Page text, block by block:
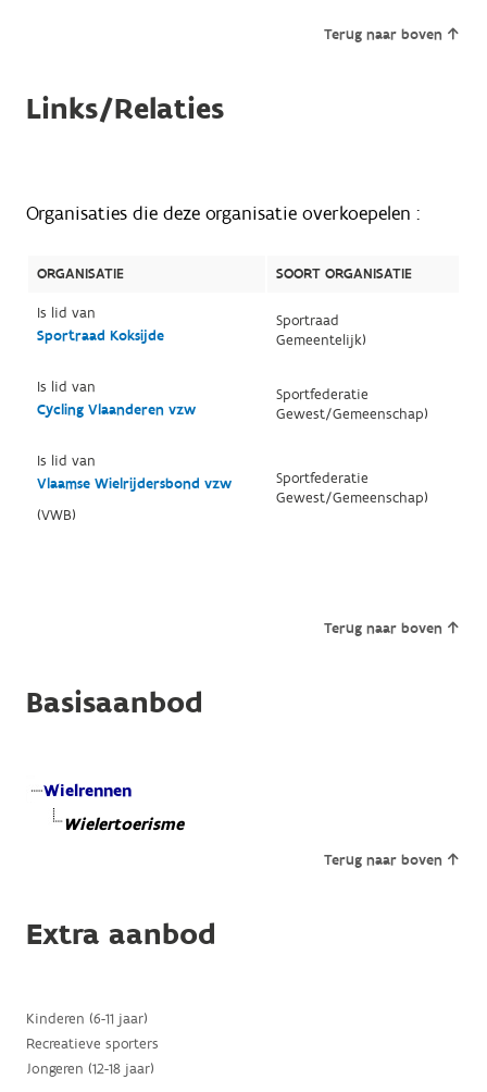
Terug naar boven
Links/Relaties
Organisaties die deze organisatie overkoepelen :
ORGANISATIE
SOORT ORGANISATIE
Is lid van
Sportraad Koksijde
Sportraad
Gemeentelijk)
Is lid van
Cycling Vlaanderen vzw
Sportfederatie
Gewest/Gemeenschap)
Is lid van
Vlaamse Wielrijdersbond vzw
(VWB)
Sportfederatie
Gewest/Gemeenschap)
Terug naar boven
Basisaanbod
Wielrennen
Wielertoerisme
Terug naar boven
Extra aanbod
Kinderen (6-11 jaar)
Recreatieve sporters
Jongeren (12-18 jaar)